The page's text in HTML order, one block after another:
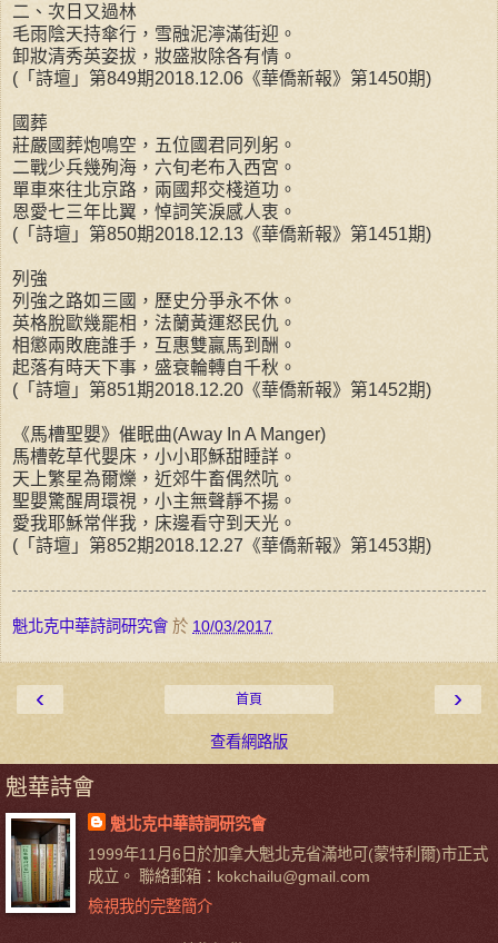
二、次日又過林
毛雨陰天持傘行，雪融泥濘滿街迎。
卸妝清秀英姿拔，妝盛妝除各有情。
(「詩壇」第849期2018.12.06《華僑新報》第1450期)
國葬
莊嚴國葬炮鳴空，五位國君同列躬。
二戰少兵幾殉海，六旬老布入西宮。
單車來往北京路，兩國邦交棧道功。
恩愛七三年比翼，悼詞笑淚感人衷。
(「詩壇」第850期2018.12.13《華僑新報》第1451期)
列強
列強之路如三國，歷史分爭永不休。
英格脫歐幾罷相，法蘭黃運怒民仇。
相懲兩敗鹿誰手，互惠雙贏馬到酬。
起落有時天下事，盛衰輪轉自千秋。
(「詩壇」第851期2018.12.20《華僑新報》第1452期)
《馬槽聖嬰》催眠曲(Away In A Manger)
馬槽乾草代嬰床，小小耶穌甜睡詳。
天上繁星為爾爍，近郊牛畜偶然吭。
聖嬰驚醒周環視，小主無聲靜不揚。
愛我耶穌常伴我，床邊看守到天光。
(「詩壇」第852期2018.12.27《華僑新報》第1453期)
魁北克中華詩詞研究會 於 10/03/2017
‹ ›
首頁
查看網路版
魁華詩會
魁北克中華詩詞研究會
1999年11月6日於加拿大魁北克省滿地可(蒙特利爾)市正式
成立。 聯絡郵箱：kokchailu@gmail.com
檢視我的完整簡介